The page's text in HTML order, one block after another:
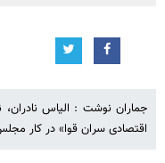
جماران نوشت : الیاس‌ نادران،
اقتصادی سران قوا» در کار